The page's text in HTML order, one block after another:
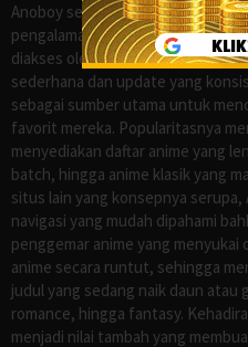
Anoboy sejak lama dikenal
pengalaman menonton anime
diakses oleh para penggemar di
sederhana dan update yang
sebagai sumber utama untuk
favorit mereka. Popularitasnya
menyediakan daftar anime yang
batch, hingga anime klasik yang
situs lain yang konsepnya
navigasi yang mudah dipahami
penggemar anime yang menyukai
anime secara runtut, sehingga
judul yang sedang naik daun
romance, hingga fantasy.
menjadi nilai tambah yang